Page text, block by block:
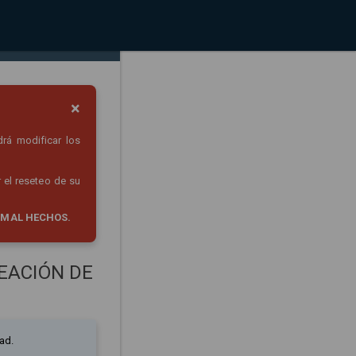
×
modificar los
el reseteo de su
HECHOS.
DE